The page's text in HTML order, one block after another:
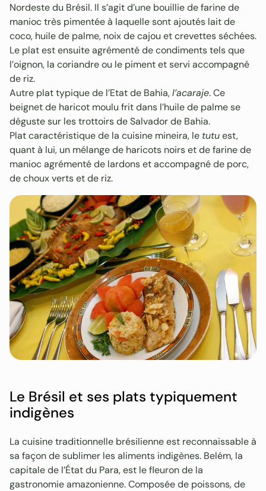
Nordeste du Brésil. Il s’agit d’une bouillie de farine de
manioc très pimentée à laquelle sont ajoutés lait de
coco, huile de palme, noix de cajou et crevettes séchées.
Le plat est ensuite agrémenté de condiments tels que
l’oignon, la coriandre ou le piment et servi accompagné
de riz.
Autre plat typique de l’Etat de Bahia,l’acaraje. Ce
beignet de haricot moulu frit dans l’huile de palme se
déguste sur les trottoirs de Salvador de Bahia.
Plat caractéristique de la cuisine mineira, le tutuest,
quant à lui, un mélange de haricots noirs et de farine de
manioc agrémenté de lardons et accompagné de porc,
de choux verts et de riz.
Le Brésil et ses plats typiquement
indigènes
La cuisine traditionnelle brésilienne est reconnaissable à
sa façon de sublimer les aliments indigènes. Belém, la
capitale de l’État du Para, est le fleuron de la
gastronomie amazonienne. Composée de poissons, de